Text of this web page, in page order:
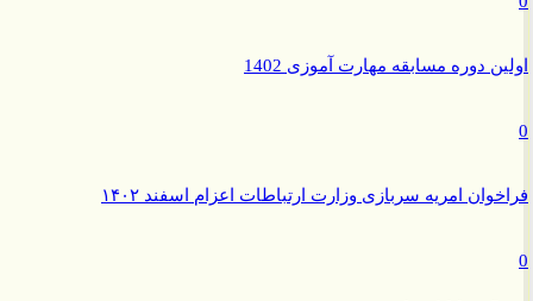
دوره مسابقه مهارت آموزی 1402
امریه سربازی وزارت ارتباطات اعزام اسفند ۱۴۰۲